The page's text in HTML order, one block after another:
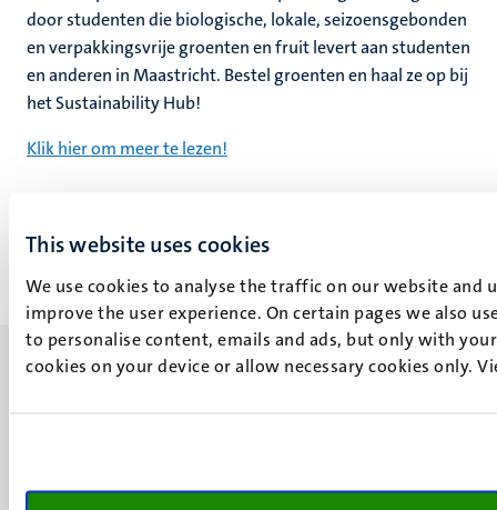
This website uses cookies
We use cookies to analyse the traffic on our website and
improve the user experience. On certain pages we also
to personalise content, emails and ads, but only with
cookies on your device or allow necessary cookies only.
door studenten die biologische, lokale, seizoensgebonden
en verpakkingsvrije groenten en fruit levert aan studenten
en anderen in Maastricht. Bestel groenten en haal ze op bij
het Sustainability Hub!
Klik hier om meer te lezen!
de
dia
de
dia
Minderbroedersberg 4-6